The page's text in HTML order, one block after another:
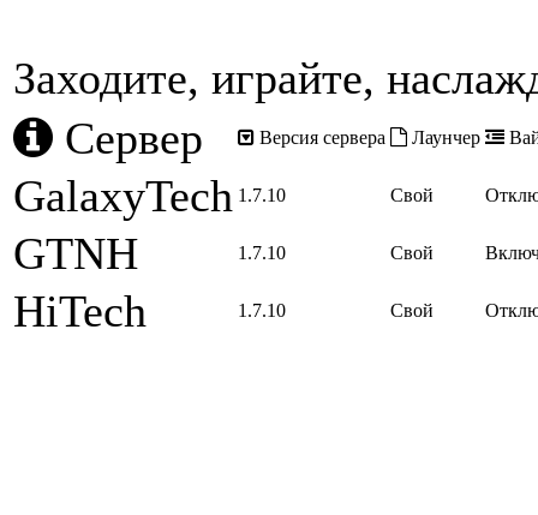
Заходите, играйте,
Сервер
Версия сервера Лаунчер
GalaxyTech 1.7.10 Свой
GTNH 1.7.10 Свой
HiTech 1.7.10 Свой